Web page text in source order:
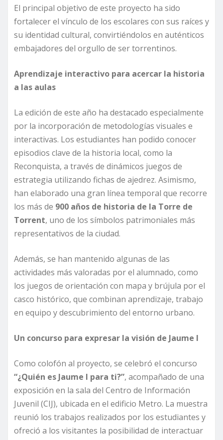
El principal objetivo de este proyecto ha sido
fortalecer el vínculo de los escolares con sus raíces y
su identidad cultural, convirtiéndolos en auténticos
embajadores del orgullo de ser torrentinos.
Aprendizaje interactivo para acercar la historia
a las aulas
La edición de este año ha destacado especialmente
por la incorporación de metodologías visuales e
interactivas. Los estudiantes han podido conocer
episodios clave de la historia local, como la
Reconquista, a través de dinámicos juegos de
estrategia utilizando fichas de ajedrez. Asimismo,
han elaborado una gran línea temporal que recorre
los más de 900 años de historia de la Torre de
Torrent, uno de los símbolos patrimoniales más
representativos de la ciudad.
Además, se han mantenido algunas de las
actividades más valoradas por el alumnado, como
los juegos de orientación con mapa y brújula por el
casco histórico, que combinan aprendizaje, trabajo
en equipo y descubrimiento del entorno urbano.
Un concurso para expresar la visión de Jaume I
Como colofón al proyecto, se celebró el concurso
“¿Quién es Jaume I para ti?”, acompañado de una
exposición en la sala del Centro de Información
Juvenil (CIJ), ubicada en el edificio Metro. La muestra
reunió los trabajos realizados por los estudiantes y
ofreció a los visitantes la posibilidad de interactuar